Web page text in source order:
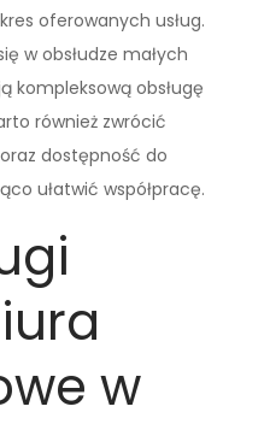
oferowanych usług.
w obsłudze małych
kompleksową obsługę
również zwrócić
dostępność do
ułatwić współpracę.
w